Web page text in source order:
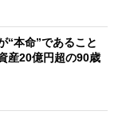
“本命”であること
産20億円超の90歳